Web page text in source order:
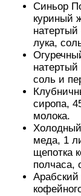
Синьор
куриный
натертый
лука,
соль и
сиропа,
молока.
меда, 1
щепотка
полчаса,